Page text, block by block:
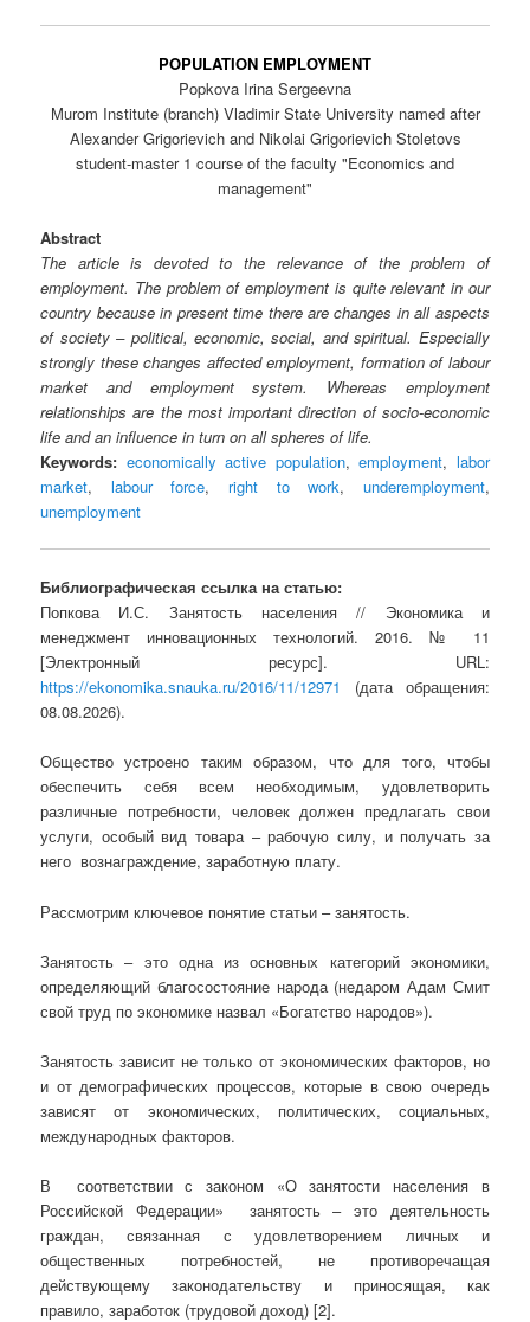
POPULATION EMPLOYMENT
Popkova Irina Sergeevna
Murom Institute (branch) Vladimir State University named after
Alexander Grigorievich and Nikolai Grigorievich Stoletovs
student-master 1 course of the faculty "Economics and
management"
Abstract
The article is devoted to the relevance of the problem of
employment. The problem of employment is quite relevant in our
country because in present time there are changes in all aspects
of society – political, economic, social, and spiritual. Especially
strongly these changes affected employment, formation of labour
market and employment system. Whereas employment
relationships are the most important direction of socio-economic
life and an influence in turn on all spheres of life.
Keywords: economically active population,employment, labor
market, labour force, right to work, underemployment,
unemployment
Библиографическая ссылка на статью:
Попкова И.С. Занятость населения // Экономика и
менеджмент инновационных технологий. 2016. № 11
[Электронный ресурс]. URL:
https://ekonomika.snauka.ru/2016/11/12971
(дата обращения:
08.08.2026).
Общество устроено таким образом, что для того, чтобы
обеспечить себя всем необходимым, удовлетворить
различные потребности, человек должен предлагать свои
услуги, особый вид товара – рабочую силу, и получать за
него вознаграждение, заработную плату.
Рассмотрим ключевое понятие статьи – занятость.
Занятость – это одна из основных категорий экономики,
определяющий благосостояние народа (недаром Адам Смит
свой труд по экономике назвал «Богатство народов»).
Занятость зависит не только от экономических факторов, но
и от демографических процессов, которые в свою очередь
зависят от экономических, политических, социальных,
международных факторов.
В соответствии с законом «О занятости населения в
Российской Федерации» занятость – это деятельность
граждан, связанная с удов­летворением личных и
общественных потребностей, не противоречащая
действующему законодательству и приносящая, как
правило, заработок (трудовой доход) [2].